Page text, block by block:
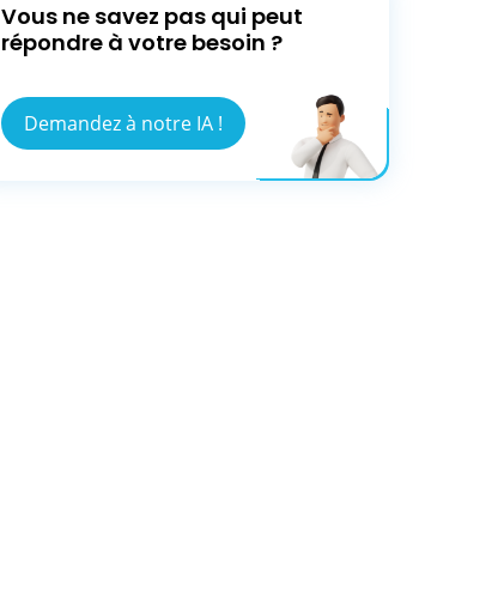
Vous ne savez pas qui peut
répondre à votre besoin ?
Demandez à notre IA !